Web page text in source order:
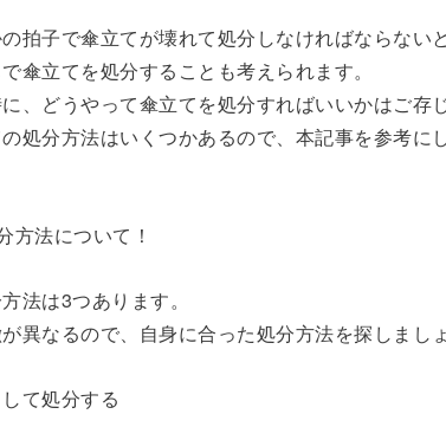
拍子で傘立てが壊れて処分しなければならない
傘立てを処分することも考えられます。
、どうやって傘立てを処分すればいいかはご存
処分方法はいくつかあるので、本記事を参考に
方法について！
法は3つあります。
異なるので、自身に合った処分方法を探しましょ
て処分する